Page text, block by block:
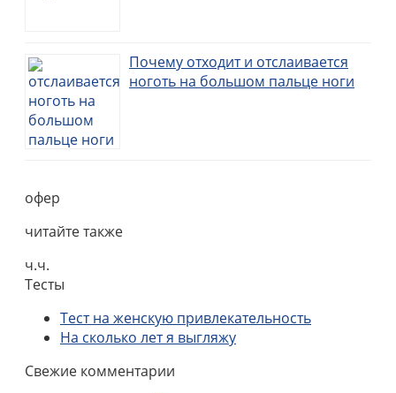
Почему отходит и отслаивается
ноготь на большом пальце ноги
офер
читайте также
ч.ч.
Тесты
Тест на женскую привлекательность
На сколько лет я выгляжу
Свежие комментарии